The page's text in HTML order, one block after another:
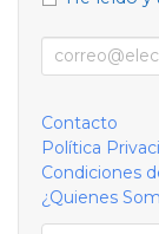
Contacto
Política
Condiciones
¿Quienes